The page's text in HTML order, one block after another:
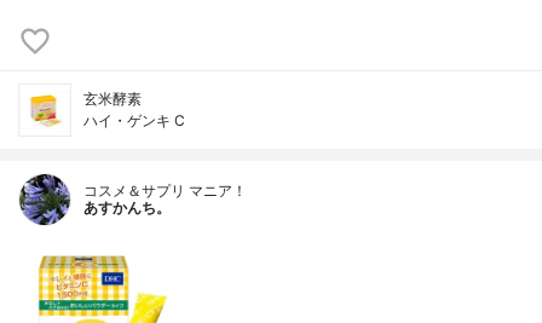
玄米酵素
ハイ・ゲンキ C
コスメ＆サプリ マニア！
あすかんち。